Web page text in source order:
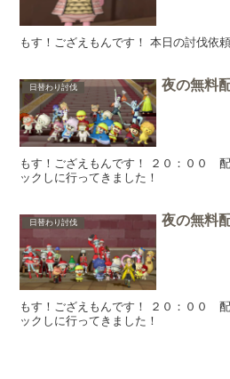
もす！ござえもんです！ 本日の討伐依
日替わり討伐 夜の無料
もす！ござえもんです！ ２０：００
ックしに行ってきました！
日替わり討伐 夜の無料
もす！ござえもんです！ ２０：００
ックしに行ってきました！